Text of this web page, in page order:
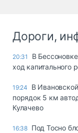
Дороги,
20:31
В
ход капитального
19:24
В
порядок 5 км
Кулачево
16:38 Под Тосно